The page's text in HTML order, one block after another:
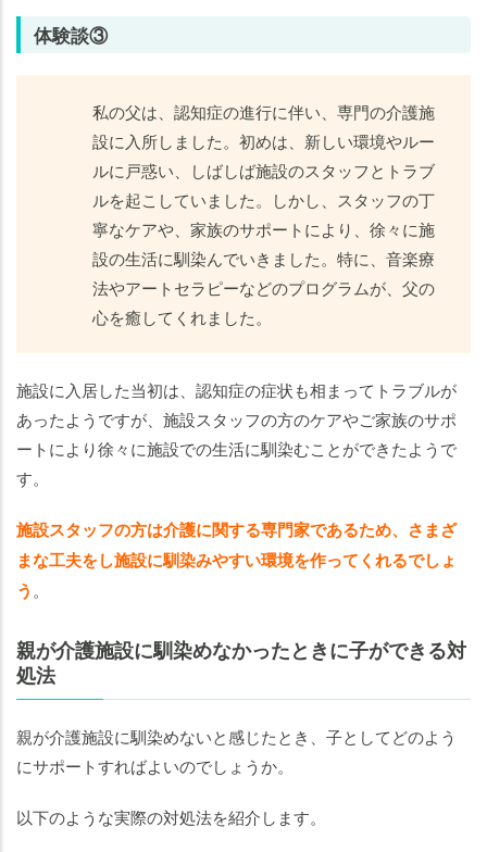
体験談③
私の父は、認知症の進行に伴い、専門の介護施
設に入所しました。初めは、新しい環境やルー
ルに戸惑い、しばしば施設のスタッフとトラブ
ルを起こしていました。しかし、スタッフの丁
寧なケアや、家族のサポートにより、徐々に施
設の生活に馴染んでいきました。特に、音楽療
法やアートセラピーなどのプログラムが、父の
心を癒してくれました。
施設に入居した当初は、認知症の症状も相まってトラブルが
あったようですが、施設スタッフの方のケアやご家族のサポ
ートにより徐々に施設での生活に馴染むことができたようで
す。
施設スタッフの方は介護に関する専門家であるため、さまざ
まな工夫をし施設に馴染みやすい環境を作ってくれるでしょ
う 。
親が介護施設に馴染めなかったときに子ができる対
処法
親が介護施設に馴染めないと感じたとき、子としてどのよう
にサポートすればよいのでしょうか。
以下のような実際の対処法を紹介します。